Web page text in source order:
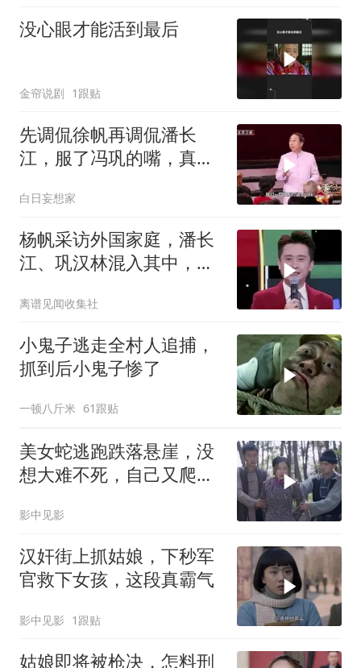
没心眼才能活到最后
金帘说剧 1跟贴
先调侃徐帆再调侃潘长
江，服了冯巩的嘴，真
白日妄想家
杨帆采访外国家庭，潘长
江、巩汉林混入其中，硬
离谱见闻收集社
小鬼子逃走全村人追捕，
抓到后小鬼子惨了
一顿八斤米 61跟贴
美女蛇逃跑跌落悬崖，没
想大难不死，自己又爬了
影中见影
汉奸街上抓姑娘，下秒军
官救下女孩，这段真霸气
影中见影 1跟贴
姑娘即将被枪决，怎料刑